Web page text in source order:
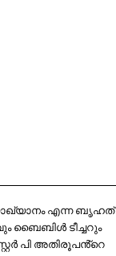
എന്ന ബൃഹത്
ബൈബിൾ ടീച്ചറും
പി അതിരൂപൻ്റെ